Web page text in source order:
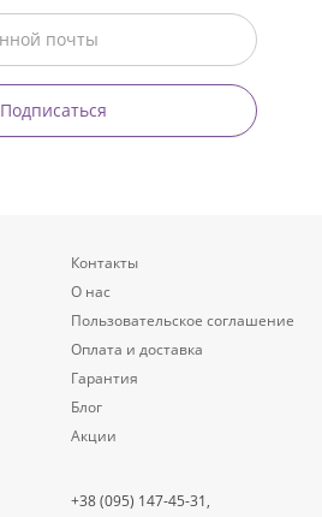
Подписаться
Контакты
О нас
Пользовательское соглашение
Оплата и доставка
Гарантия
Блог
Акции
+38 (095) 147-45-31,